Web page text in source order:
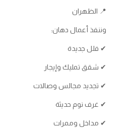
📍 الظهران
وننفذ أعمال دهان:
✔ فلل جديدة
✔ شقق تمليك وإيجار
✔ تجديد مجالس وصالات
✔ غرف نوم حديثة
✔ مداخل وممرات